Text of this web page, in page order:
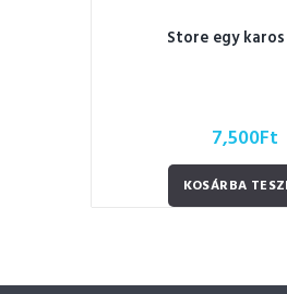
Store egy
7,500Ft
KOSÁRBA